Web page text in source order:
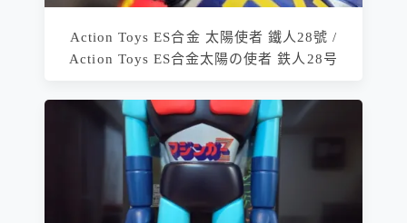
Action Toys ES合金 太陽使者 鐵人28號 /
Action Toys ES合金太陽の使者 鉄人28号